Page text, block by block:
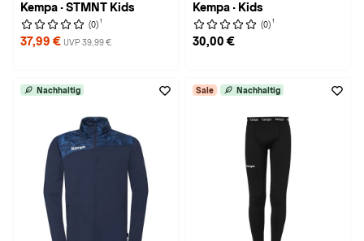
Kempa · STMNT Kids
(0) 1
37,99 € UVP 39,99 €
Kempa · Kids
(0) 1
30,00 €
Nachhaltig Sale Nachhaltig